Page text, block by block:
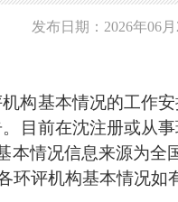
发布日期：2026年
构基本情况的工作
目前在沈注册或从
情况信息来源为全
环评机构基本情况